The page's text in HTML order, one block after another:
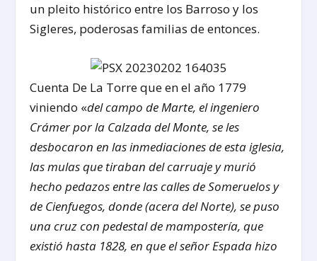
un pleito histórico entre los Barroso y los
Sigleres, poderosas familias de entonces.
Cuenta De La Torre que en el año 1779
viniendo «del campo de Marte, el ingeniero
Crámer por la Calzada del Monte, se les
desbocaron en las inmediaciones de esta iglesia,
las mulas que tiraban del carruaje y murió
hecho pedazos entre las calles de Someruelos y
de Cienfuegos, donde (acera del Norte), se puso
una cruz con pedestal de mampostería, que
existió hasta 1828, en que el señor Espada hizo